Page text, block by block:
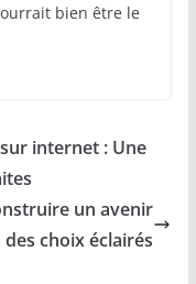
bien être le
internet : Une
un avenir
choix éclairés